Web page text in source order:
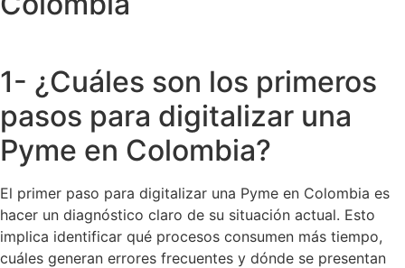
1- ¿Cuáles son los primeros
pasos para digitalizar una
Pyme en Colombia?
El primer paso para digitalizar una Pyme en Colombia es
hacer un diagnóstico claro de su situación actual. Esto
implica identificar qué procesos consumen más tiempo,
cuáles generan errores frecuentes y dónde se presentan